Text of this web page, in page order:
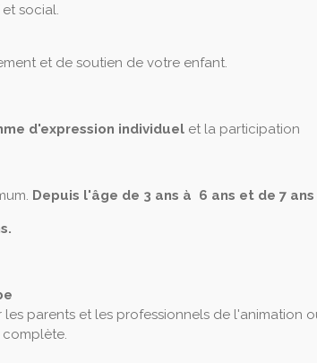
social.
et de soutien de votre enfant.
d'expression individuel et la participation
Depuis l'âge de 3 ans à 6 ans et de 7 ans
parents et les professionnels de l'animation
complète.